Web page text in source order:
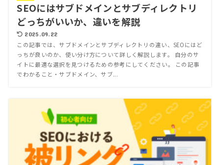
SEOにはサブドメインとサブディレクトリ
どっちがいいか、違いを解説
2025.09.22
この記事では、サブドメインとサブディレクトリの違い、SEOにはど
っちが良いのか、使い分け方について詳しく解説します。 自分のサ
イトに最適な選択を見つけるための参考にしてください。 この記事
でわかること・サブドメイン、サブ...